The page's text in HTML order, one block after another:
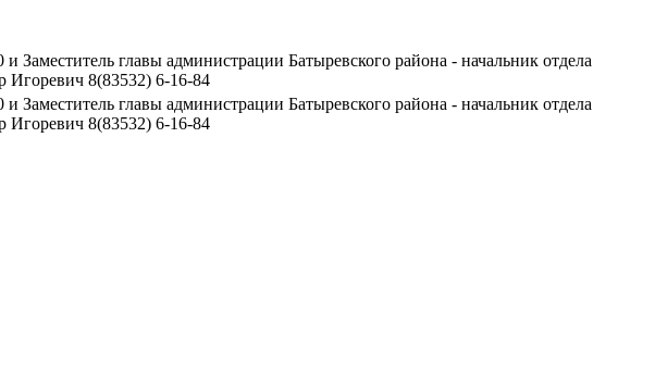
Заместитель главы администрации Батыревского района - начальник отдела
Игоревич 8(83532) 6-16-84
Заместитель главы администрации Батыревского района - начальник отдела
Игоревич 8(83532) 6-16-84